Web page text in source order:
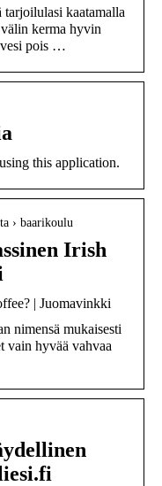
kaatamalla
kerma hyvin
vesi pois …
this application.
› baarikoulu
Irish
| Juomavinkki
nimensä mukaisesti
vain hyvää vahvaa